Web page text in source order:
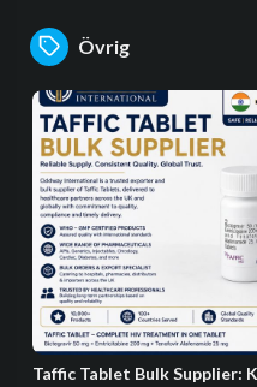
Övrig
Taffic Tablet Bulk Supplier: